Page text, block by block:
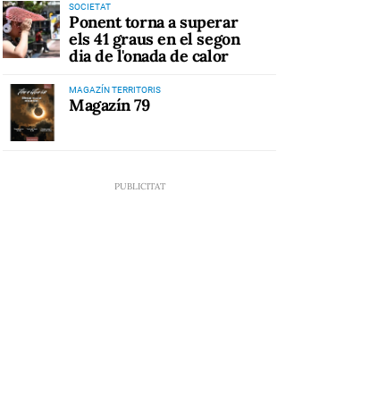
SOCIETAT
Ponent torna a superar
els 41 graus en el segon
dia de l'onada de calor
MAGAZÍN TERRITORIS
Magazín 79